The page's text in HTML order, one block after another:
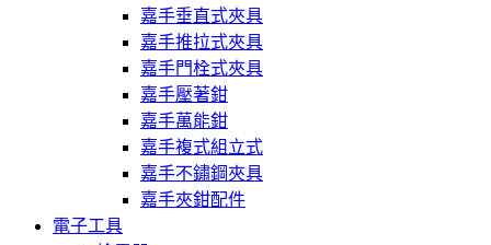
嘉手垂直式夾具
嘉手推拉式夾具
嘉手門栓式夾具
嘉手壓著鉗
嘉手萬能鉗
嘉手複式組立式
嘉手不鏽鋼夾具
嘉手夾鉗配件
電子工具